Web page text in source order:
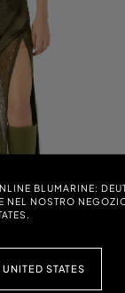
BLUMARINE:
NEL NOSTRO
STATES